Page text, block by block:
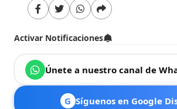
Activar Notificaciones
Únete a nuestro canal de
G Síguenos en Google